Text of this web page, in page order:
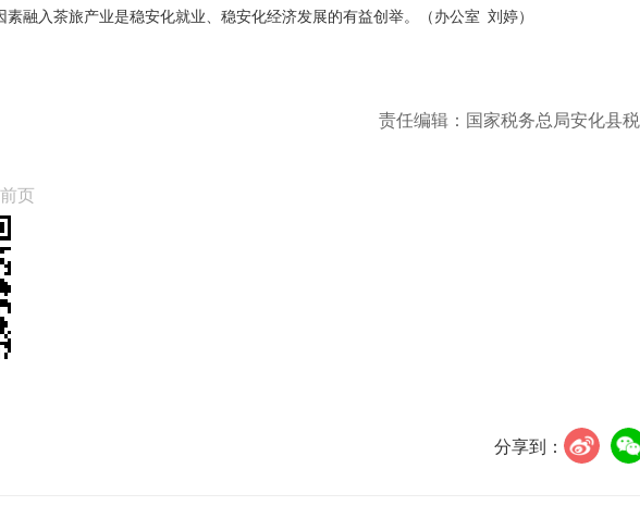
融入茶旅产业是稳安化就业、稳安化经济发展的有益创举。（办公室 刘婷）
责任编辑：国家税务总局安化县
页
分享到：